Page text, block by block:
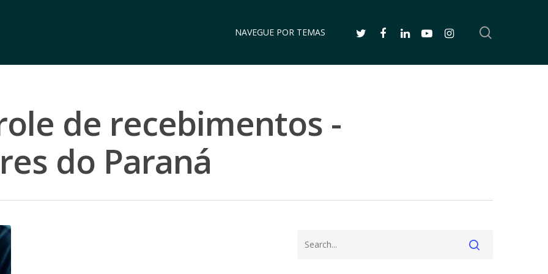
NAVEGUE POR TEMAS TWITTERFACEBOOKLINKEDINYOUTUBEINSTAGRAM
de recebimentos -
do Paraná